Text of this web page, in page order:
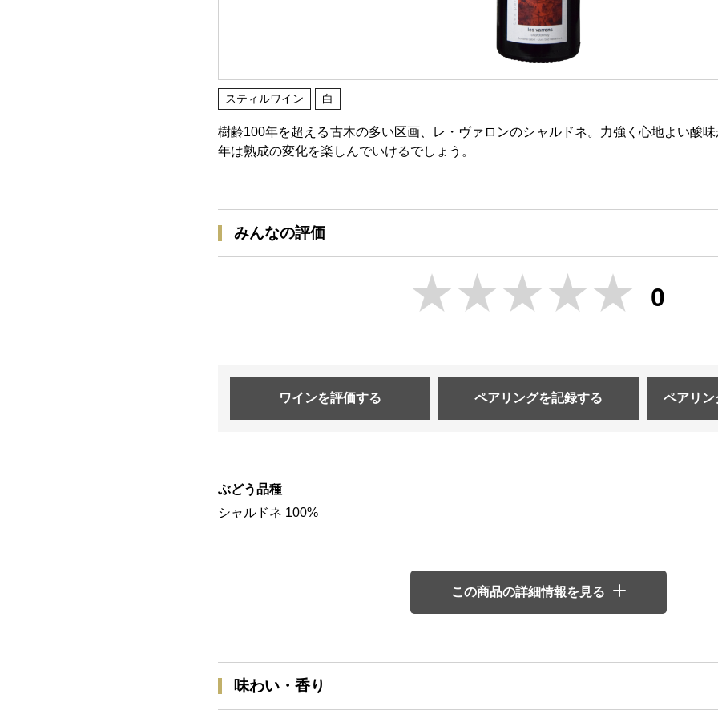
スティルワイン 白
樹齢100年を超える古木の多い区画、レ・ヴァロンのシャルドネ。力強く心地よい酸
年は熟成の変化を楽しんでいけるでしょう。
みんなの評価
0
ワインを評価する ペアリングを記録する ペアリン
ぶどう品種
シャルドネ 100%
この商品の詳細情報を見る
味わい・香り